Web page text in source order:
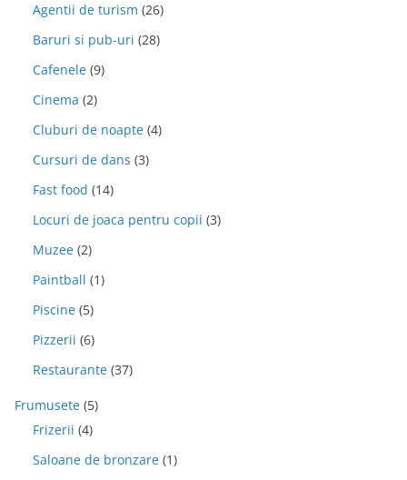
Agentii de turism (26)
Baruri si pub-uri (28)
Cafenele (9)
Cinema (2)
Cluburi de noapte (4)
Cursuri de dans (3)
Fast food (14)
Locuri de joaca pentru copii (3)
Muzee (2)
Paintball (1)
Piscine (5)
Pizzerii (6)
Restaurante (37)
Frumusete (5)
Frizerii (4)
Saloane de bronzare (1)